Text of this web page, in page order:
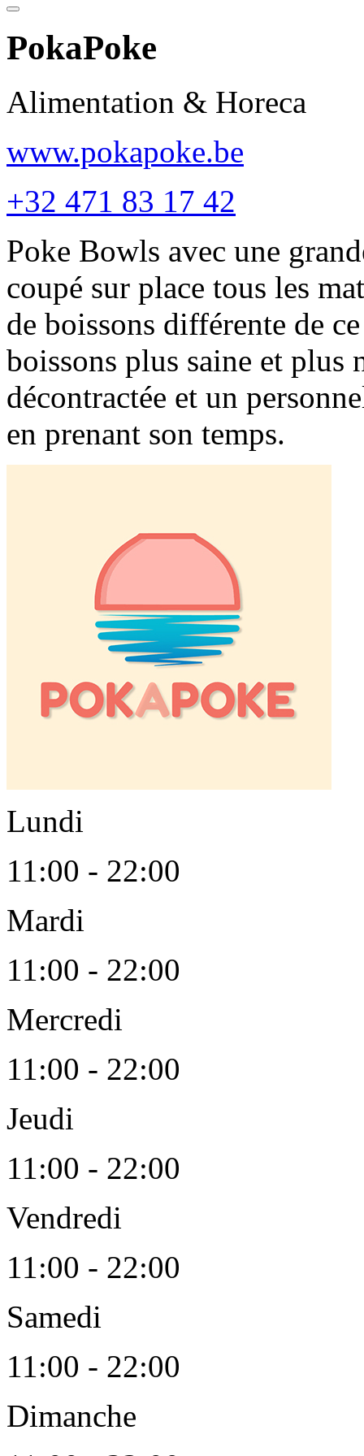
PokaPoke
Alimentation & Horeca
www.pokapoke.be
+32 471 83 17 42
Poke Bowls avec une
coupé sur place tous les
de boissons différente de
boissons plus saine et plus
décontractée et un
en prenant son temps.
Lundi
11:00 - 22:00
Mardi
11:00 - 22:00
Mercredi
11:00 - 22:00
Jeudi
11:00 - 22:00
Vendredi
11:00 - 22:00
Samedi
11:00 - 22:00
Dimanche